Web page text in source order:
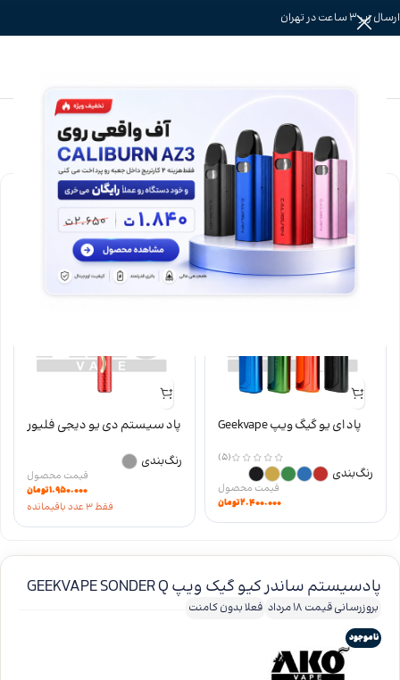
ارسال زیر 3 ساعت در تهران
پاد سیستم » پاد سیستم گیک ویپ
این محصول فعلا ناموجوده؛ چندتا پیشنهاد جایگزین
برات داریم🙂
پاد ای یو گیگ ویپ Geekvape
(5)
رنگ‌بندی
۲.۴۰۰.۰۰۰تومان
پاد سیستم دی یو دیجی فلیور
رنگ‌بندی
۱.۹۵۰.۰۰۰تومان
فقط 3 عدد باقیمانده
پادسیستم ساندر کیو گیک ویپ GEEKVAPE SONDER Q
بروزرسانی قیمت 18 مرداد فعلا بدون کامنت
ناموجود